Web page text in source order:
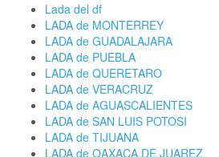
Lada del df
LADA de MONTERREY
LADA de GUADALAJARA
LADA de PUEBLA
LADA de QUERETARO
LADA de VERACRUZ
LADA de AGUASCALIENTES
LADA de SAN LUIS POTOSI
LADA de TIJUANA
LADA de OAXACA DE JUAREZ